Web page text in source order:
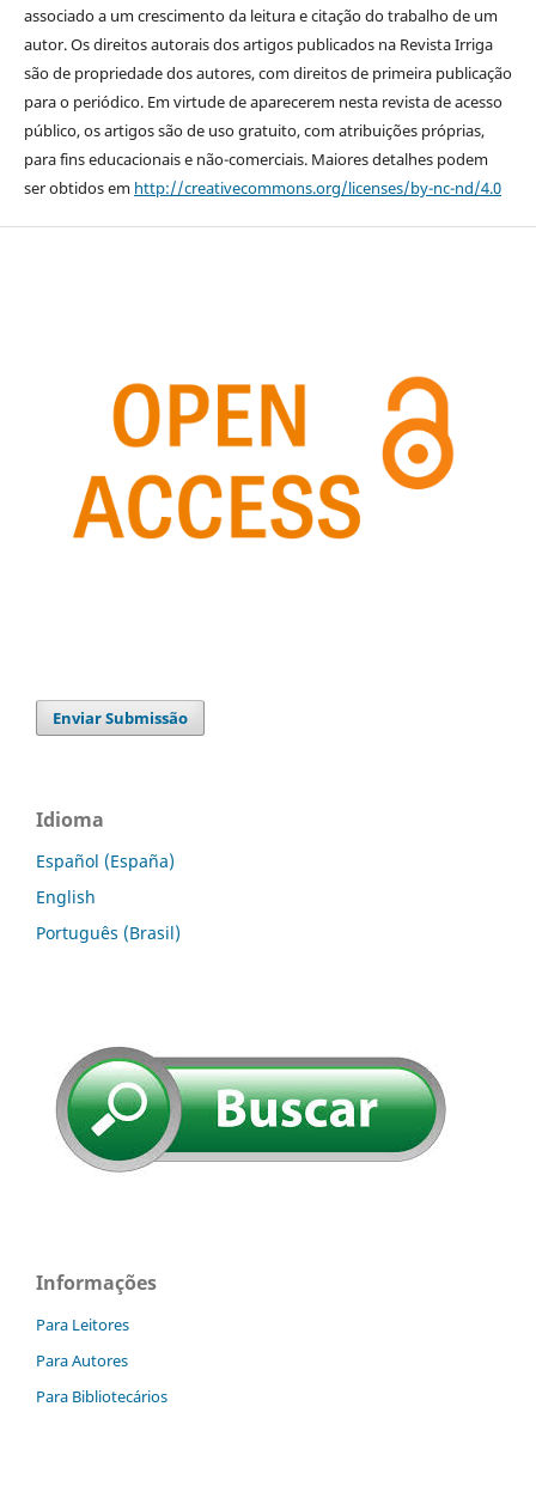
associado a um crescimento da leitura e citação do trabalho de um
autor. Os direitos autorais dos artigos publicados na Revista Irriga
são de propriedade dos autores, com direitos de primeira publicação
para o periódico. Em virtude de aparecerem nesta revista de acesso
público, os artigos são de uso gratuito, com atribuições próprias,
para fins educacionais e não-comerciais. Maiores detalhes podem
ser obtidos em http://creativecommons.org/licenses/by-nc-nd/4.0
Enviar Submissão
Idioma
Español (España)
English
Português (Brasil)
Informações
Para Leitores
Para Autores
Para Bibliotecários